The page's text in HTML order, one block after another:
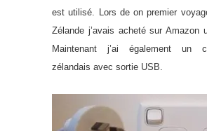
est utilisé. Lors de on premier
Zélande j’avais acheté sur Amazon
Maintenant j’ai également un
zélandais avec sortie USB.